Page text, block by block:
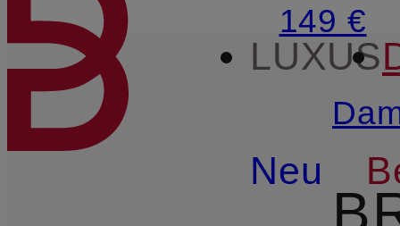
149 €
LUXUS
Neu